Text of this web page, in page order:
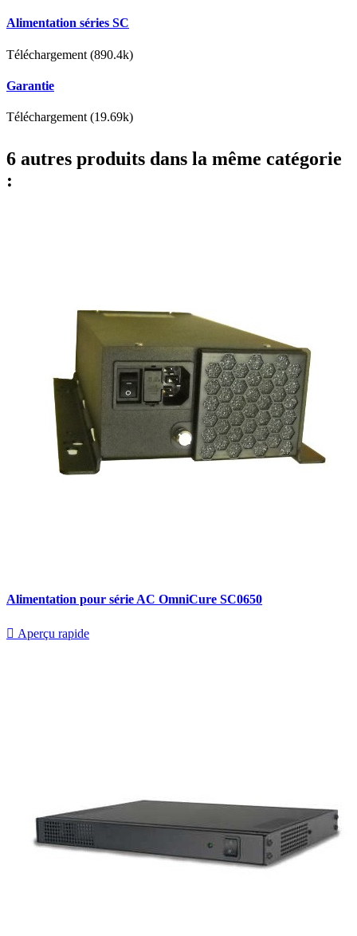
Alimentation séries SC
Téléchargement (890.4k)
Garantie
Téléchargement (19.69k)
6 autres produits dans la même catégorie
:
Alimentation pour série AC OmniCure SC0650
 Aperçu rapide